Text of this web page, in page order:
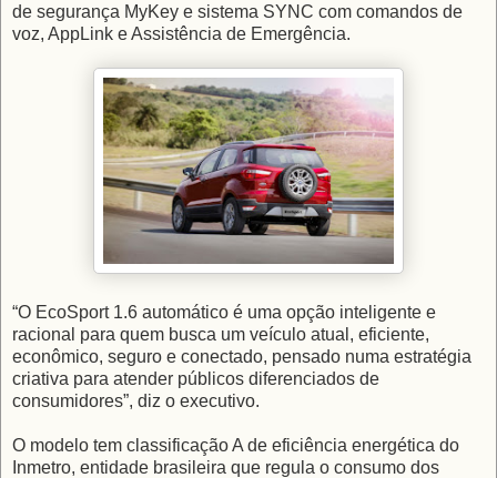
de segurança MyKey e sistema SYNC com comandos de
voz, AppLink e Assistência de Emergência.
“O EcoSport 1.6 automático é uma opção inteligente e
racional para quem busca um veículo atual, eficiente,
econômico, seguro e conectado, pensado numa estratégia
criativa para atender públicos diferenciados de
consumidores”, diz o executivo.
O modelo tem classificação A de eficiência energética do
Inmetro, entidade brasileira que regula o consumo dos